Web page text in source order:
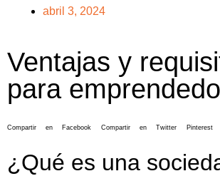
abril 3, 2024
Ventajas y
para
Compartir en Facebook Compartir en Twitter Pinterest
¿Qué es una